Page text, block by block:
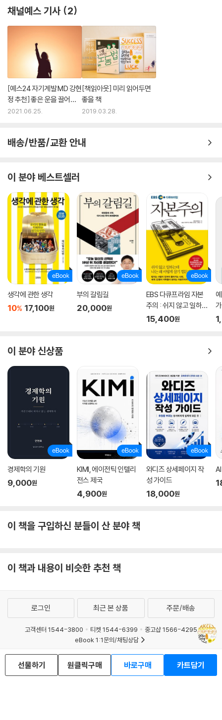
하자면 부모의 키와 자식의 키 사이에서 나타나는 상관관계가 거의 동일하
다.
게다가 우리는 승자가 모든 것을 차지하는 ‘승자독식’ 시장의 확산과 강화
에 직면해 있다. 립싱크하는 걸그룹이나 세계 경제가 휘청거리기 전에 막
대한 부를 거머쥔 금융 파생상품 트레이더들을 생각해보라. 이들의 실력은
2등과 크게 변별되지 않지만, 보상은 오로지 최상위에게만 집중된다. 2등
이하는 사회에서 불필요한 ‘시장’으로 전락한다. 이처럼 지난 20년간 승자
의 소득은 끝 모르는 듯 치솟았는데, 이것을 갈 데까지 내버려둘 수만은 없
는 일이다.
부는 이와 같이 최상위 계층에 더 쏠리는 반면, 소비 행태와 규범에 이들 상
소득계층의 사람들은 돈이 많기 때문에 더 큰 집을 짓기 시작한다. 이런 저
택은 그들이 사교계에서 어울리는 상류층 사람들의 준거틀을 변화시키며,
히 여겨 준거틀을 바꾸게 된다. 그런 연유로 중산층 사람들은 뒤지지 않으
려고 저축을 줄여가는 한편 대출은 늘린다. 이런 현상은 소득 상하위 계층
으로 연쇄적인 영향을 미치며, 모든 계층의 사람들로 하여금 돈을 더 쓰게
만드는, 감당하기 어려운 압력을 만들어낸다.
이런 소비가 자제력 없고 무의미하게 느껴지는가. 분수에 맞지 않는 큰 집
을 사라고 누가 떠미는 것도 아니니 말이다. 하지만 사람들이 이렇게 하는
하나의 이유는 경쟁에서 손을 떼는 경우 진짜 고통이 뒤따르는데, 이 고통
을 모면하기가 지극히 어렵기 때문이다.
이웃들이 하는 만큼 집에 돈을 들일 수 없다는 사실은 그저 작고 불편한 집
에서 살아야 한다는 의미만이 아니다. 이는 당신의 자녀들이 평균을 밑도
는 학교에 가야 한다는 뜻일 수 있다. 최소한 평균 수준의 학교에 보내려면
중산층 사람들은 반드시 자기 지역에서 평균적인 가격대의 집을 사야 하는
유전자를 제외한다면 ‘환경’이 우리 모두에게 중요한 행운의 요소일 텐데,
다행히 이런 행운은 여러 사회가 어느 정도 노력을 통해 만들어갈 수 있다.
즉 높은 수준의 공공 투자가 하나의 답인데, 알다시피 사회에선 이런 노력
을 꺼리고 있다.
만약 당신이 자신의 행운에 대해서 잘 느끼지 못한다면 다른 사람의 불운
에 대해서도 역시 잘 느끼지 못할 것이다. 이는 결국 정치세계의 천박함이
나 살림살이가 어려운 사람에 대한 공감 부족으로 나타날 것이다. 성공한
사람들은 자신의 성공에서 행운의 역할을 과소평가하는 경향이 있고, 그
결과 타인들이 성공할 가능성을 높여주는 여러 공공 투자에 대해 미온적인
태도를 취하곤 한다. 반면 어떤 사람이 자기가 성공한 요인을 일정 정도 ‘행
운’ 때문이라고 여길 경우, 이들은 낯선 사람에게 훨씬 더 관대하게 베푸는
과 함께 일하길 원하는가? 그렇다면 당신부터 그런 매력의 소유자가 되어
이 기여한 바가 전혀 없다고 말하는 이들에게 사람들은 매력을 느끼지 못
한다는 것이다.
행운을 인정하는 이들이 그것을 어떻게 타인과 조금씩 공유해나갈 것인가
하는 논지로 이어진다.
높은 세금 때문에 걱정인가
금 바꾸는 것이다. 이 책의 저자는 누진소득세가 아닌 누진소비세를 대안
채널예스 기사 2
[예스24 자기계발 MD 강현
정 추천] 좋은 운을 끌어당
기는 법
2021.06.25.
[책읽아웃] 미리 읽어두면
좋을 책
2019.03.28.
배송/반품/교환 안내
이 분야 베스트셀러
생각에 관한 생각
10% 17,100원
부의 갈림길
20,000원
EBS 다큐프라임 자본
주의 : 쉬지 않고 일하는
데 나는 왜 이렇게 살기
15,400원
이 분야 신상품
경제학의 기원
9,000원
KIMI, 에이전틱 인텔리
전스 제국
4,900원
와디즈 상세페이지 작
성 가이드
18,000원
이 책을 구입하신 분들이 산 분야 책
이 책과 내용이 비슷한 추천 책
선물하기 원클릭구매 바로구매 카트담기
로그인 최근 본 상품 주문/배송
고객센터 1544-3800 티켓 1544-6399
중고샵 1566-4295
eBook 1:1문의/채팅상담
예스이십사(주) 사업자 정보
이용약관
개인정보처리방침
청소년보호정책